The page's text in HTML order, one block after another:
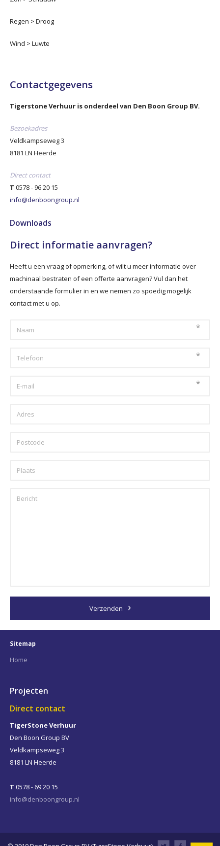
Regen > Droog
Wind > Luwte
Contactgegevens
Tigerstone Verhuur is onderdeel van Den Boon Group BV.
Bezoekadres
Veldkampseweg 3
8181 LN Heerde
Direct contact
T 0578 - 96 20 15
info@denboongroup.nl
Downloads
Direct informatie aanvragen?
Heeft u een vraag of opmerking, of wilt u meer informatie over
machinaal bestraten of een offerte aanvragen? Vul dan het
onderstaande formulier in en we nemen zo spoedig mogelijk
contact met u op.
*
*
*
Verzenden
Sitemap
Home
Projecten
Direct contact
TigerStone Verhuur
Den Boon Group BV
Veldkampseweg 3
8181 LN Heerde
T 0578 - 69 20 15
info@denboongroup.nl